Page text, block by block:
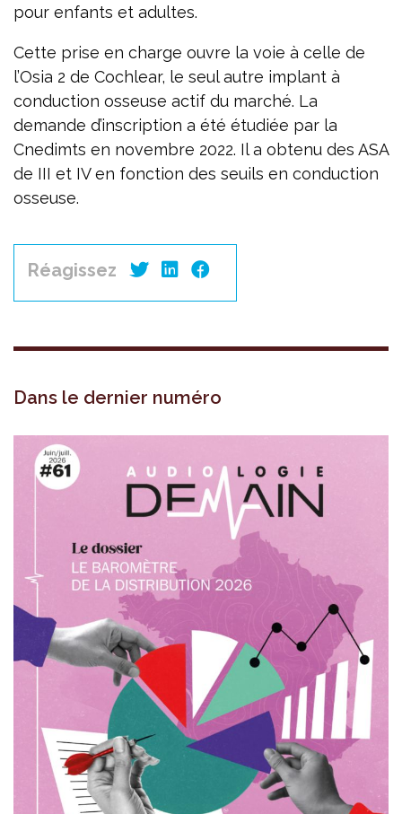
pour enfants et adultes.
Cette prise en charge ouvre la voie à celle de
l’Osia 2 de Cochlear, le seul autre implant à
conduction osseuse actif du marché. La
demande d’inscription a été étudiée par la
Cnedimts en novembre 2022. Il a obtenu des ASA
de III et IV en fonction des seuils en conduction
osseuse.
Réagissez
Dans le dernier numéro